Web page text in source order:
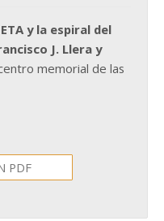
ETA y la espiral del
J. Llera y
memorial de las
PDF